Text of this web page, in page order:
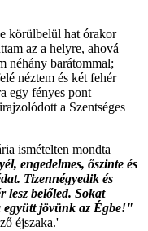
körülbelül hat órakor
az a helyre, ahová
néhány barátommal;
néztem és két fehér
egy fényes pont
a Szentséges
ismételten mondta
engedelmes, őszinte és
Tizennégyedik és
lesz belőled. Sokat
együtt jövünk az Égbe!"
éjszaka.'